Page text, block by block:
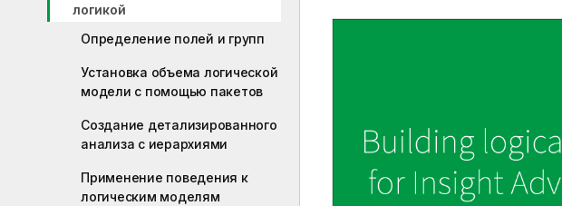
логикой
Определение полей и групп
Установка объема логической
модели с помощью пакетов
Создание детализированного
анализа с иерархиями
Применение поведения к
логическим моделям